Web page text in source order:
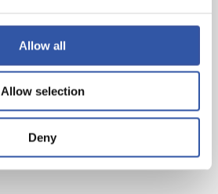
Allow all
Allow selection
Deny